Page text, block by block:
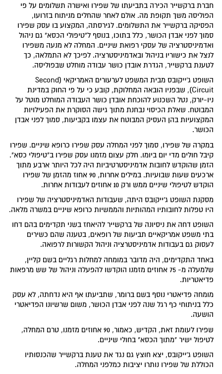
חברת ברקשייר הכירה בתביעתו של שפירו ואישרה תשלומים על פי
הפוליסה משך תקופת מה. אולם לאחר שהחלים מניתוח בזרועו,
הפסיקה ברקשייר את התשלומים. לגירסתה, המקצוע בו עסק שפירו
סמוך לפני אבדן הכושר, כלל בתוכו, בנוסף ל"טיפולי הכסא" גם ניהול
ואדמיניסטרציה של עסקי רפואת שיניים. המחלה לא מנעה משפירו
לנצל את כישוריו בניהול ובאדמיניסטרציה. לפיכך לא התמלאה, כך
לטענת ברקשייר, הגדרת אובדן כושר עבודה מוחלט שבפוליסה.
השופט ג'ייקובס מבית המשפט לערעורים האמריקאי (Second
Circuit), שבפניו הובאה המחלוקת, קובע כי על פי החוק במדינת
ניו-יורק, נטל השכנוע להוכחת אובדן כושר העבודה המוחלט מוטל על
המבוטח. שאלת הכיסוי נבחנת מתוך גישה הסוקרת את הפעילויות
המקצועיות בהן העסיק המבוטח את עצמו בקביעות, סמוך לפני אבדן
הכושר.
במקרה של שפירו, סמוך לפני המחלה עסק שפירו כרופא שיניים. שפירו
קיבל חולים מדי יום ביומו. חלק עצום מזמנו עסק שפירו ב"טיפולי כסא".
הזמן שהוקדש לחובות אדמיניסטרטיביות היה לכל היותר ארבע מתוך
ארכעים שעות שבועיות. במילים אחרות, 90 אחוז מהזמן של שפירו
הוקדש לטיפולי שיניים ממש ורק 10 אחוזים לעבודות אחרות.
מסקנת השופט ג'ייקובס היתה, שעבודות האדמיניסטרציה של שפירו
היו טפלות לחובותיו המהותיות והממשיות כרופא שיניים במשרה מלאה.
השופט דחה את ניסיונה של ברקשייר להיאחז בשני תקדימים בהם דחו
בתי משפט אמריקאיים תביעות של רופאים, בטענה שהם כשירים
לעסוק גם בעבודות אדמיניסטרציה וניהול הקשורות לרפואה.
באחד התקדימים, היה מדובר במומחה למחלות רגליים בשם קליין,
שלמעלה מ- 75 אחוזים מזמנו הוקדשו להפעלה וניהול של שש מרפאות
פדיאטריות.
מומחה פדיאטרי נוסף בשם ברומר, שתביעתו אף היא נדחתה, לא עסק
כלל בניתוחי כף רגל שנה לפני אבדן הכושר, משום שרשיונו הפדיאטרי
הושעה.
שפירו לעומת זאת, הקדיש, כאמור, 90 אחוזים מזמנו, טרם המחלה,
לטיפול ישיר "מתוך הכסא" בחולי שיניים.
השופט ג'ייקובס, יצא חוצץ גם נגד את טענת ברקשייר שהכנסותיו
הכוללת של שפירו נותרו יציבות כמלפני המחלה.